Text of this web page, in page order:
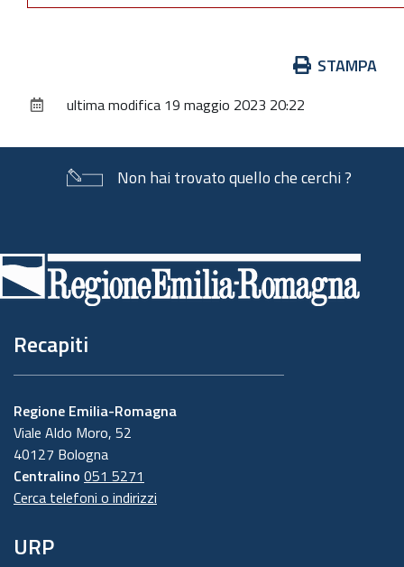
documento
STAMPA
ultima modifica 19 maggio 2023 20:22
Non hai trovato quello che cerchi ?
di
pagina
Recapiti
Regione Emilia-Romagna
Viale Aldo Moro, 52
40127 Bologna
Centralino 051 5271
Cerca telefoni o indirizzi
URP